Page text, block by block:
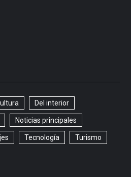
Del interior
Noticias principales
Tecnología Turismo